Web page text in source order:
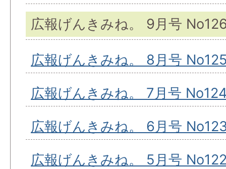
広報げんきみね。 9月号
広報げんきみね。 8月号
広報げんきみね。 7月号
広報げんきみね。 6月号
広報げんきみね。 5月号